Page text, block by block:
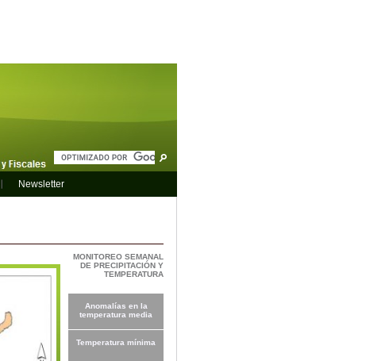
Newsletter
MONITOREO SEMANAL
DE PRECIPITACIÓN Y
TEMPERATURA
Anomalías en la
temperatura media
Temperatura mínima